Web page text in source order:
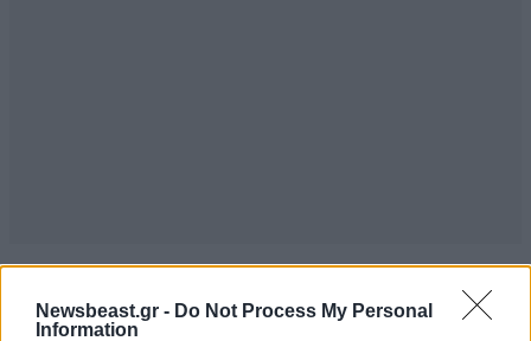
Newsbeast.gr - Do Not Process My Personal
Information
ΣΧΌΛΙΑ ΑΝΑΓΝΩΣΤΏΝ